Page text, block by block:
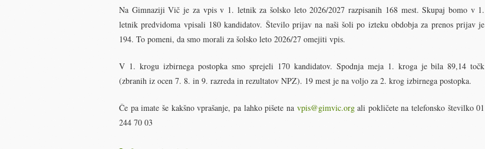
Na Gimnaziji Vič je za vpis v 1. letnik za šolsko leto 2026/2027 razpisanih 168 mest. Skupaj bomo v 1.
letnik predvidoma vpisali 180 kandidatov. Število prijav na naši šoli po izteku obdobja za prenos prijav je
194. To pomeni, da smo morali za šolsko leto 2026/27 omejiti vpis.
V 1. krogu izbirnega postopka smo sprejeli 170 kandidatov. Spodnja meja 1. kroga je bila 89,14 točk
(zbranih iz ocen 7. 8. in 9. razreda in rezultatov NPZ). 19 mest je na voljo za 2. krog izbirnega postopka.
Če pa imate še kakšno vprašanje, pa lahko pišete na vpis@gimvic.orgali pokličete na telefonsko številko 01
244 70 03